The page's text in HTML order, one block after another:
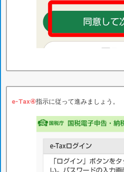
e-Tax④指示に従って進みましょう。